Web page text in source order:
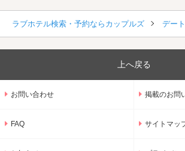
ラブホテル検索・予約ならカップルズ デー
上へ戻る
お問い合わせ 掲載のお問
FAQ サイトマッ